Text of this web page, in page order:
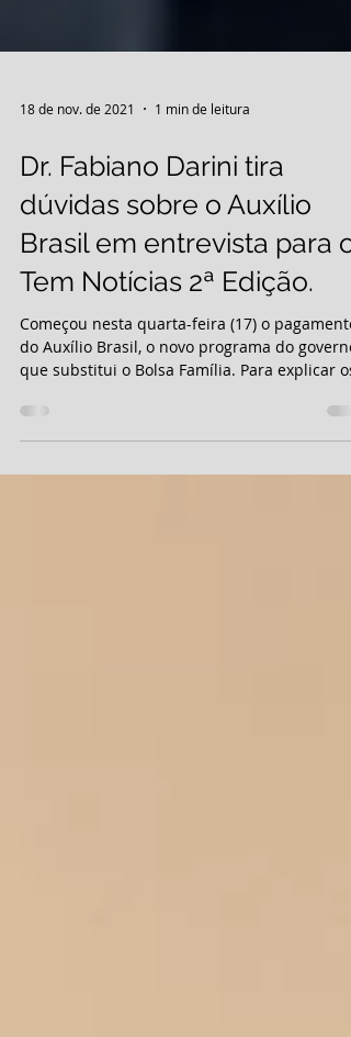
18 de nov. de 2021 1 min de leitura
Dr. Fabiano Darini tira
dúvidas sobre o Auxílio
Brasil em entrevista para o
Tem Notícias 2ª Edição.
Começou nesta quarta-feira (17) o pagamento
do Auxílio Brasil, o novo programa do governo